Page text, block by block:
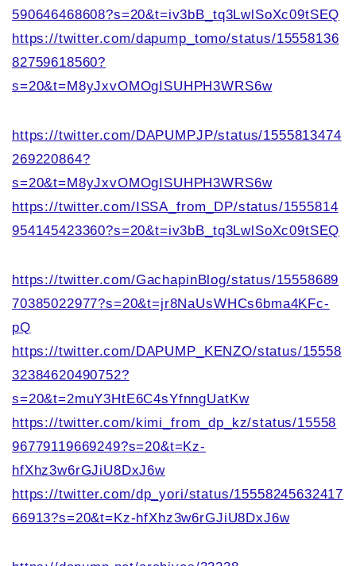
590646468608?s=20&t=iv3bB_tq3LwlSoXc09tSEQ
https://twitter.com/dapump_tomo/status/15558136
82759618560?
s=20&t=M8yJxvOMOgISUHPH3WRS6w
https://twitter.com/DAPUMPJP/status/1555813474
269220864?
s=20&t=M8yJxvOMOgISUHPH3WRS6w
https://twitter.com/ISSA_from_DP/status/1555814
954145423360?s=20&t=iv3bB_tq3LwlSoXc09tSEQ
https://twitter.com/GachapinBlog/status/15558689
70385022977?s=20&t=jr8NaUsWHCs6bma4KFc-
pQ
https://twitter.com/DAPUMP_KENZO/status/15558
32384620490752?
s=20&t=2muY3HtE6C4sYfnngUatKw
https://twitter.com/kimi_from_dp_kz/status/15558
96779119669249?s=20&t=Kz-
hfXhz3w6rGJiU8DxJ6w
https://twitter.com/dp_yori/status/15558245632417
66913?s=20&t=Kz-hfXhz3w6rGJiU8DxJ6w